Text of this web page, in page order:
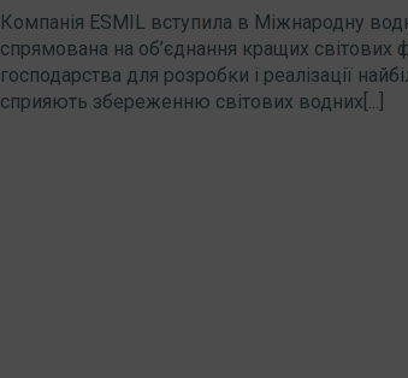
Компанія ESMIL вступила в Міжнародну
спрямована на об’єднання кращих світових
господарства для розробки і реалізації
сприяють збереженню світових водних[...]